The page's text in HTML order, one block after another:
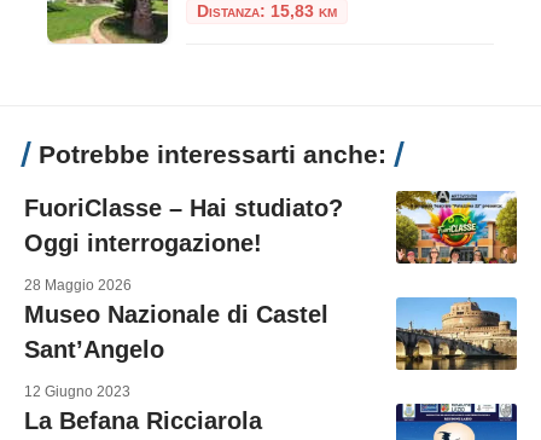
Distanza: 15,83 km
Potrebbe interessarti anche:
FuoriClasse – Hai studiato?
Oggi interrogazione!
28 Maggio 2026
Museo Nazionale di Castel
Sant’Angelo
12 Giugno 2023
La Befana Ricciarola